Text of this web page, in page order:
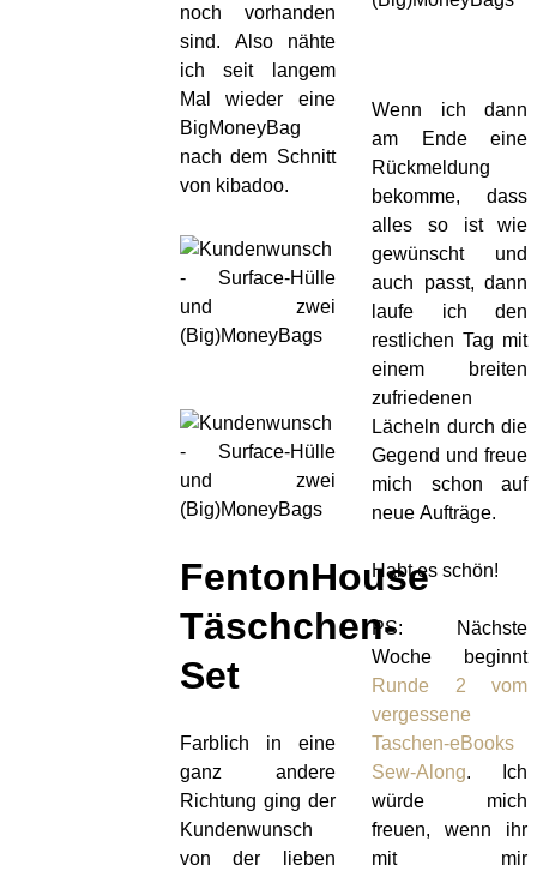
noch vorhanden
sind. Also nähte
ich seit langem
Mal wieder eine
BigMoneyBag
nach dem Schnitt
von kibadoo.
FentonHouse
Täschchen-
Set
Farblich in eine
ganz andere
Richtung ging der
Kundenwunsch
von der lieben
Wenn ich dann
am Ende eine
Rückmeldung
bekomme, dass
alles so ist wie
gewünscht und
auch passt, dann
laufe ich den
restlichen Tag mit
einem breiten
zufriedenen
Lächeln durch die
Gegend und freue
mich schon auf
neue Aufträge.
Habt es schön!
PS: Nächste
Woche beginnt
Runde 2 vom
vergessene
Taschen-eBooks
Sew-Along. Ich
würde mich
freuen, wenn ihr
mit mir